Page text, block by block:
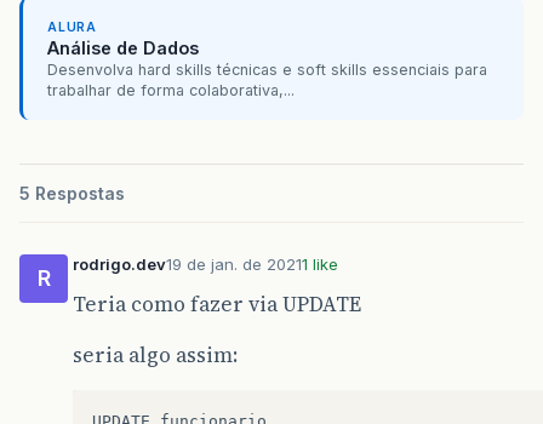
ALURA
Análise de Dados
Desenvolva hard skills técnicas e soft skills essenciais para
trabalhar de forma colaborativa,...
5 Respostas
R
rodrigo.dev19 de jan. de 20211 like
Teria como fazer via UPDATE
seria algo assim: